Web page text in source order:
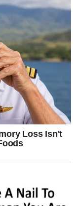
pravca.
ali imaćete
slobodi.
MESEC
donosi: